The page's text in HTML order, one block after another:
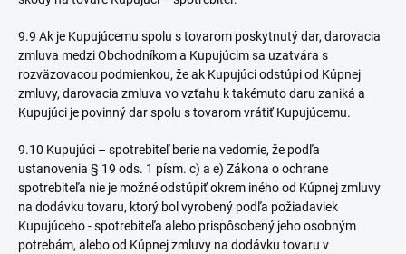
9.9 Ak je Kupujúcemu spolu s tovarom poskytnutý dar, darovacia
zmluva medzi Obchodníkom a Kupujúcim sa uzatvára s
rozväzovacou podmienkou, že ak Kupujúci odstúpi od Kúpnej
zmluvy, darovacia zmluva vo vzťahu k takémuto daru zaniká a
Kupujúci je povinný dar spolu s tovarom vrátiť Kupujúcemu.
9.10 Kupujúci – spotrebiteľ berie na vedomie, že podľa
ustanovenia § 19 ods. 1 písm. c) a e) Zákona o ochrane
spotrebiteľa nie je možné odstúpiť okrem iného od Kúpnej zmluvy
na dodávku tovaru, ktorý bol vyrobený podľa požiadaviek
Kupujúceho - spotrebiteľa alebo prispôsobený jeho osobným
potrebám, alebo od Kúpnej zmluvy na dodávku tovaru v